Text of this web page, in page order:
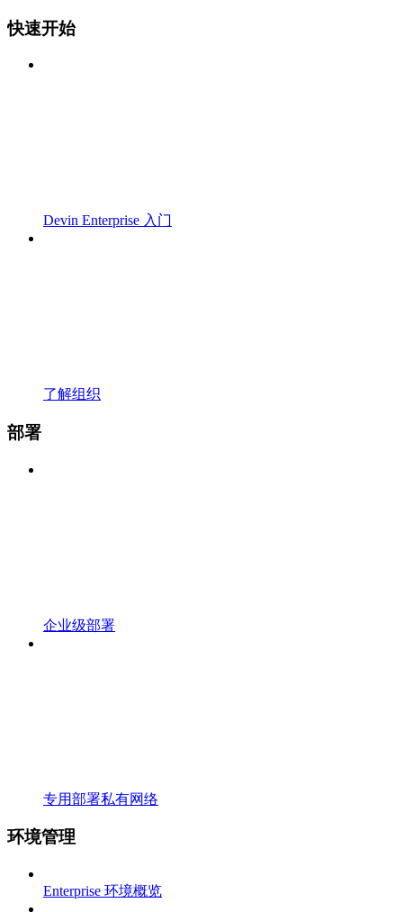
快速开始
Devin Enterprise 入门
了解组织
部署
企业级部署
专用部署私有网络
环境管理
Enterprise 环境概览